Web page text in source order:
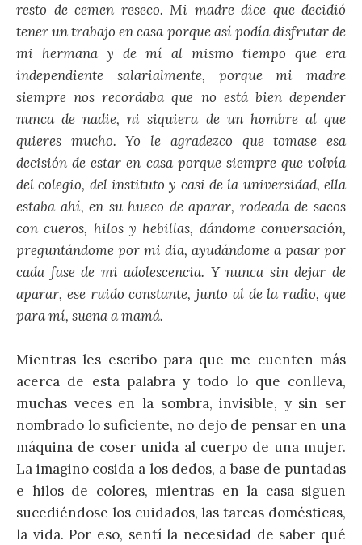
resto de cemen reseco. Mi madre dice que decidió
tener un trabajo en casa porque así podía disfrutar de
mi hermana y de mí al mismo tiempo que era
independiente salarialmente, porque mi madre
siempre nos recordaba que no está bien depender
nunca de nadie, ni siquiera de un hombre al que
quieres mucho. Yo le agradezco que tomase esa
decisión de estar en casa porque siempre que volvía
del colegio, del instituto y casi de la universidad, ella
estaba ahí, en su hueco de aparar, rodeada de sacos
con cueros, hilos y hebillas, dándome conversación,
preguntándome por mi día, ayudándome a pasar por
cada fase de mi adolescencia. Y nunca sin dejar de
aparar, ese ruido constante, junto al de la radio, que
para mí, suena a mamá.
Mientras les escribo para que me cuenten más
acerca de esta palabra y todo lo que conlleva,
muchas veces en la sombra, invisible, y sin ser
nombrado lo suficiente, no dejo de pensar en una
máquina de coser unida al cuerpo de una mujer.
La imagino cosida a los dedos, a base de puntadas
e hilos de colores, mientras en la casa siguen
sucediéndose los cuidados, las tareas domésticas,
la vida. Por eso, sentí la necesidad de saber qué